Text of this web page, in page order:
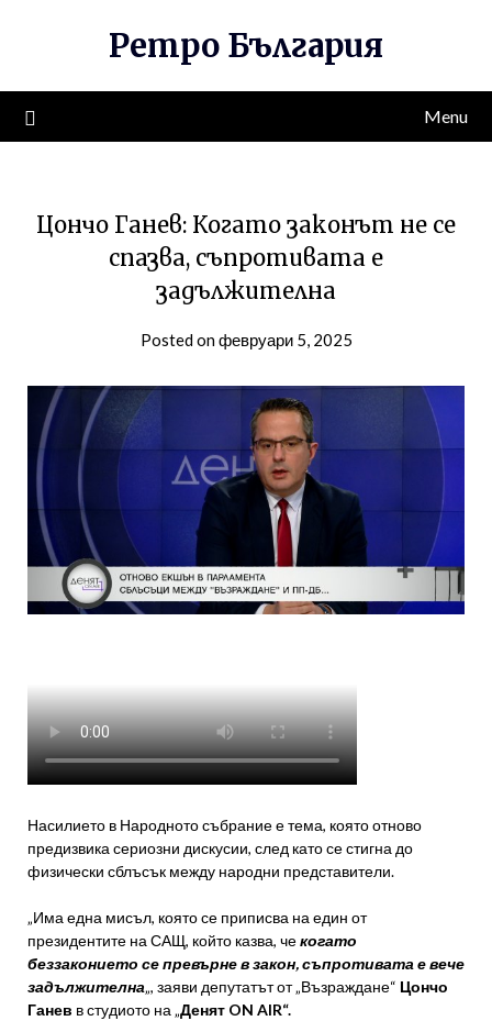
Ретро България
Menu
Цончо Ганев: Когато законът не се
спазва, съпротивата е
задължителна
Posted on февруари 5, 2025
Насилието в Народното събрание е тема, която отново
предизвика сериозни дискусии, след като се стигна до
физически сблъсък между народни представители.
„Има една мисъл, която се приписва на един от
президентите на САЩ, който казва, чекогато
беззаконието се превърне в закон, съпротивата е вече
задължителна„, заяви депутатът от „Възраждане“ Цончо
Ганев в студиото на „Денят ON AIR“.